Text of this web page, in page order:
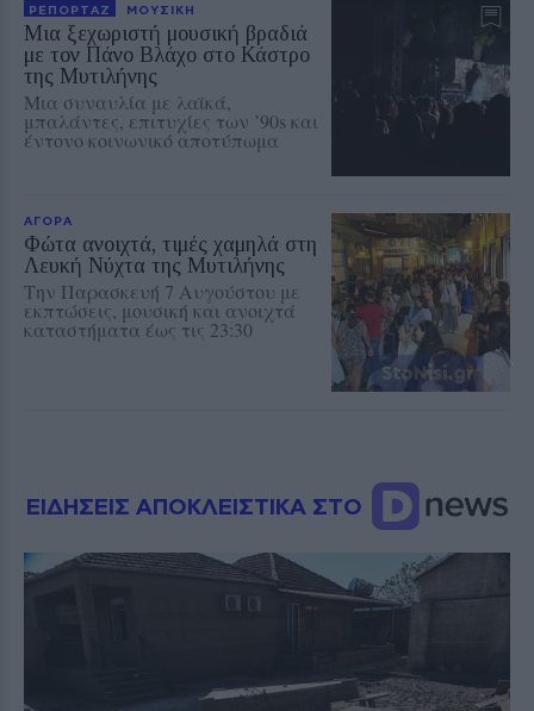
ΡΕΠΟΡΤΑΖ ΜΟΥΣΙΚΗ
Μια ξεχωριστή μουσική βραδιά
με τον Πάνο Βλάχο στο Κάστρο
της Μυτιλήνης
Μια συναυλία με λαϊκά,
μπαλάντες, επιτυχίες των ’90s και
έντονο κοινωνικό αποτύπωμα
ΑΓΟΡΑ
Φώτα ανοιχτά, τιμές χαμηλά στη
Λευκή Νύχτα της Μυτιλήνης
Την Παρασκευή 7 Αυγούστου με
εκπτώσεις, μουσική και ανοιχτά
καταστήματα έως τις 23:30
ΕΙΔΗΣΕΙΣ ΑΠΟΚΛΕΙΣΤΙΚΑ ΣΤΟ